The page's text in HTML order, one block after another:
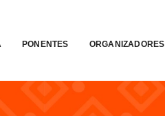
PONENTES ORGANIZADORES